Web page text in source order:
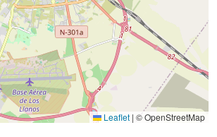
Leaflet | © OpenStreetMap